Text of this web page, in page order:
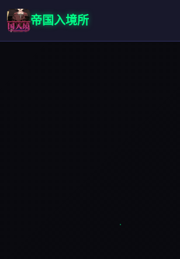
帝国入境所